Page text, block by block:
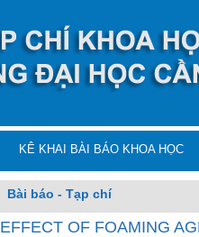
KÊ KHAI BÀI BÁO KHOA HỌC
Bài báo - Tạp chí
EFFECT OF FOAMING